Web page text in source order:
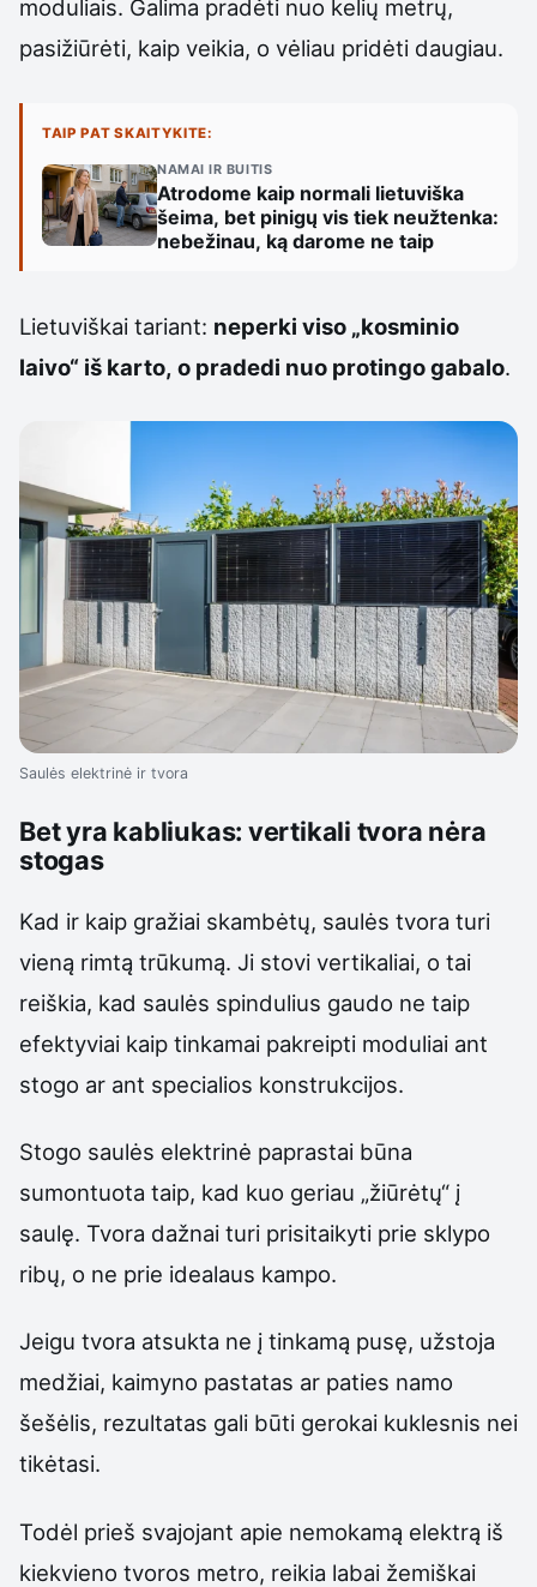
moduliais. Galima pradėti nuo kelių metrų,
pasižiūrėti, kaip veikia, o vėliau pridėti daugiau.
TAIP PAT SKAITYKITE:
NAMAI IR BUITIS
Atrodome kaip normali lietuviška
šeima, bet pinigų vis tiek neužtenka:
nebežinau, ką darome ne taip
Lietuviškai tariant: neperki viso „kosminio
laivo“ iš karto, o pradedi nuo protingo gabalo.
Saulės elektrinė ir tvora
Bet yra kabliukas: vertikali tvora nėra
stogas
Kad ir kaip gražiai skambėtų, saulės tvora turi
vieną rimtą trūkumą. Ji stovi vertikaliai, o tai
reiškia, kad saulės spindulius gaudo ne taip
efektyviai kaip tinkamai pakreipti moduliai ant
stogo ar ant specialios konstrukcijos.
Stogo saulės elektrinė paprastai būna
sumontuota taip, kad kuo geriau „žiūrėtų“ į
saulę. Tvora dažnai turi prisitaikyti prie sklypo
ribų, o ne prie idealaus kampo.
Jeigu tvora atsukta ne į tinkamą pusę, užstoja
medžiai, kaimyno pastatas ar paties namo
šešėlis, rezultatas gali būti gerokai kuklesnis nei
tikėtasi.
Todėl prieš svajojant apie nemokamą elektrą iš
kiekvieno tvoros metro, reikia labai žemiškai